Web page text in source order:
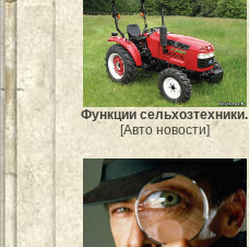
Функции сельхозтехники.
[Авто новости]